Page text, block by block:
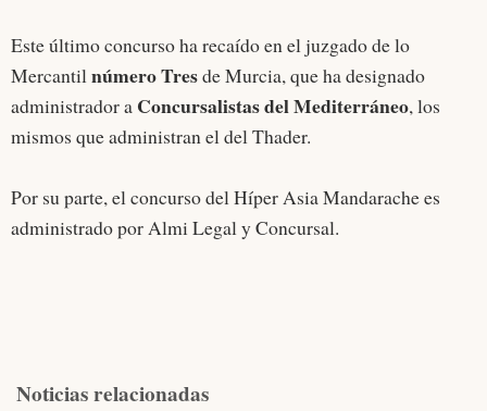
Este último concurso ha recaído en el juzgado de lo
Mercantilnúmero Tresde Murcia, que ha designado
administrador a Concursalistas del Mediterráneo, los
mismos que administran el del Thader.
Por su parte, el concurso del Híper Asia Mandarache es
administrado por Almi Legal y Concursal.
Noticias relacionadas